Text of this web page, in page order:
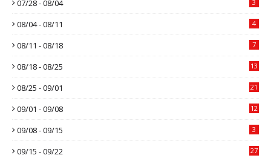
07/28 - 08/04 3
08/04 - 08/11 4
08/11 - 08/18 7
08/18 - 08/25 13
08/25 - 09/01 21
09/01 - 09/08 12
09/08 - 09/15 3
09/15 - 09/22 27